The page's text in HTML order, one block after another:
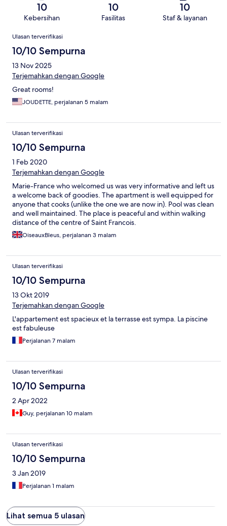
10
Kebersihan
10
Fasilitas
10
Staf & layanan
Ulasan
Ulasan terverifikasi
10/10 Sempurna
13 Nov 2025
Terjemahkan dengan Google
Great rooms!
JOUDETTE, perjalanan 5 malam
Ulasan terverifikasi
10/10 Sempurna
1 Feb 2020
Terjemahkan dengan Google
Marie-France who welcomed us was very informative and left us
a welcome back of goodies. The apartment is well equipped for
anyone that cooks (unlike the one we are now in). Pool was clean
and well maintained. The place is peaceful and within walking
distance of the centre of Saint Francois.
OiseauxBleus, perjalanan 3 malam
Ulasan terverifikasi
10/10 Sempurna
13 Okt 2019
Terjemahkan dengan Google
L'appartement est spacieux et la terrasse est sympa. La piscine
est fabuleuse
Perjalanan 7 malam
Ulasan terverifikasi
10/10 Sempurna
2 Apr 2022
Guy, perjalanan 10 malam
Ulasan terverifikasi
10/10 Sempurna
3 Jan 2019
Perjalanan 1 malam
Lihat semua 5 ulasan